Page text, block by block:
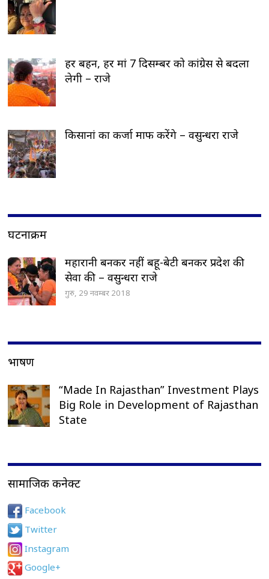
हर बहन, हर मां 7 दिसम्बर को कांग्रेस से बदला
लेगी – राजे
किसानां का कर्जा माफ करेंगे – वसुन्धरा राजे
घटनाक्रम
महारानी बनकर नहीं बहू-बेटी बनकर प्रदेश की
सेवा की – वसुन्धरा राजे
गुरु, 29 नवम्बर 2018
भाषण
“Made In Rajasthan” Investment Plays
Big Role in Development of Rajasthan
State
सामाजिक कनेक्ट
Facebook
Twitter
Instagram
Google+